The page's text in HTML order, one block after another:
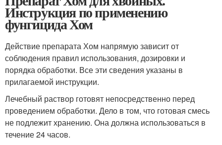
Инструкция по применению
фунгицида Хом
Действие препарата Хом напрямую зависит от
соблюдения правил использования, дозировки и
порядка обработки. Все эти сведения указаны в
прилагаемой инструкции.
Лечебный раствор готовят непосредственно перед
проведением обработки. Дело в том, что готовая смесь
не подлежит хранению. Она должна использоваться в
течение 24 часов.